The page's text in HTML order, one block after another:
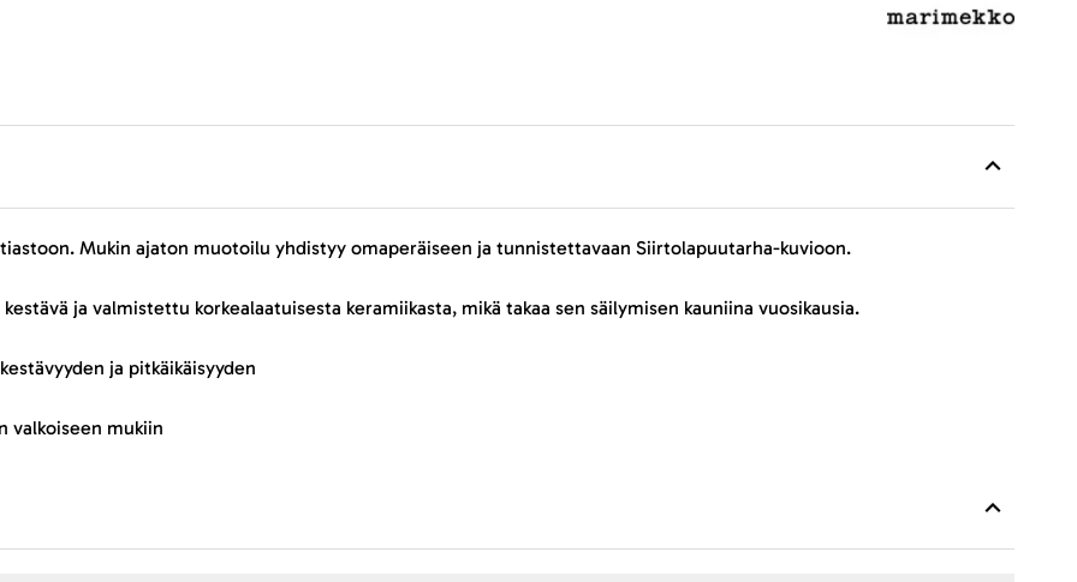
Mukin ajaton muotoilu yhdistyy omaperäiseen ja tunnistettavaan Siirtolapuutarha-kuvioon.
ja valmistettu korkealaatuisesta keramiikasta, mikä takaa sen säilymisen kauniina vuosikausia.
ja pitkäikäisyyden
valkoiseen mukiin